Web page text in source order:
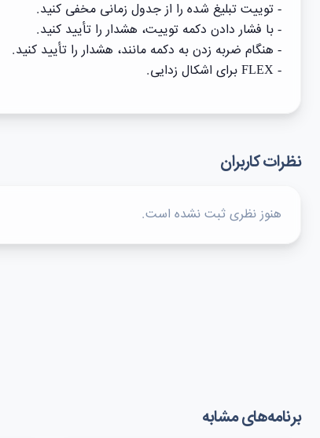
- توییت تبلیغ شده را از جدول زمانی مخفی کنید.
- با فشار دادن دکمه توییت، هشدار را تأیید کنید.
- هنگام ضربه زدن به دکمه مانند، هشدار را تأیید کنید.
- FLEX برای اشکال زدایی.
نظرات کاربران
هنوز نظری ثبت نشده است.
برنامه‌های مشابه